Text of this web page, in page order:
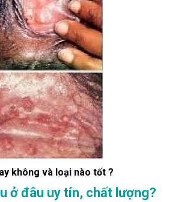
không và loại nào tốt ?
ở đâu uy tín, chất lượng?